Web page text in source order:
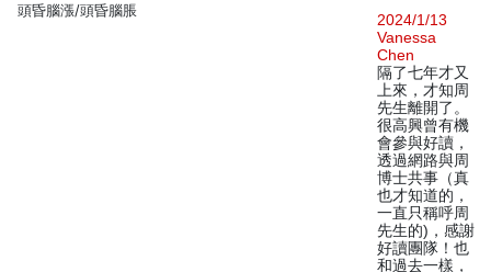
頭昏腦漲/頭昏腦脹
2024/1/13
Vanessa
Chen
隔了七年才又
上來，才知周
先生離開了。
很高興曾有機
會參與好讀，
透過網路與周
博士共事（真
也才知道的，
一直只稱呼周
先生的)，感謝
好讀團隊！也
和過去一樣，